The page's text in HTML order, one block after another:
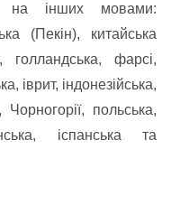
на інших мовами:
(Пекін), китайська
голландська, фарсі,
іврит, індонезійська,
польська,
іспанська та